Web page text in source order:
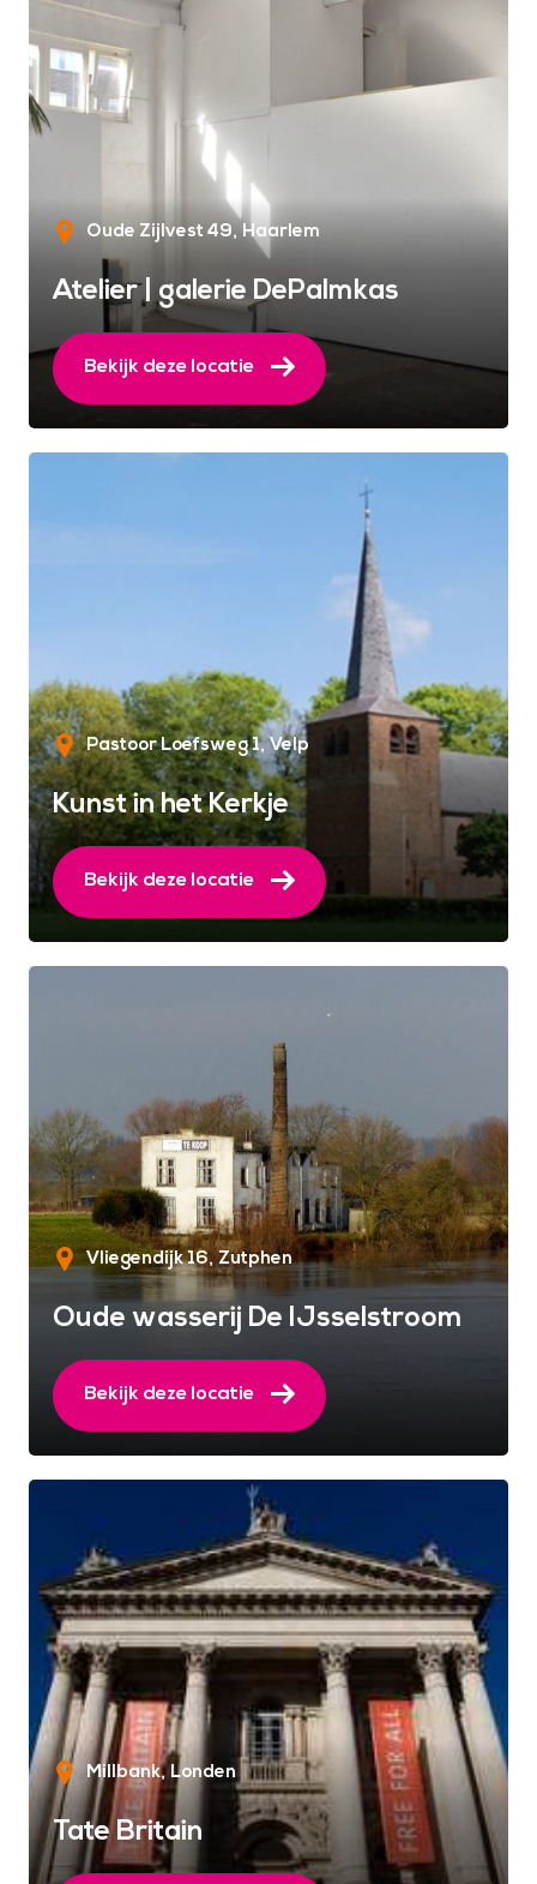
Oude Zijlvest 49 Haarlem
Atelier | galerie DePalmkas
Bekijk deze locatie
Pastoor Loefsweg 1 Velp
Kunst in het Kerkje
Bekijk deze locatie
Vliegendijk 16 Zutphen
Oude wasserij De IJsselstroom
Bekijk deze locatie
Millbank Londen
Tate Britain